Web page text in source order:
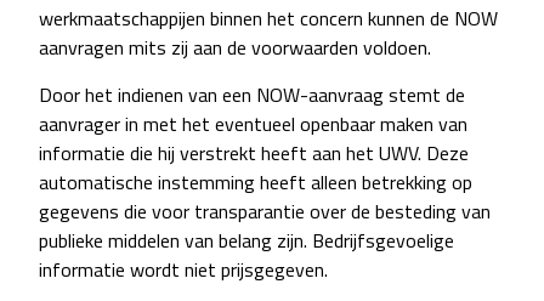
werkmaatschappijen binnen het concern kunnen de NOW
aanvragen mits zij aan de voorwaarden voldoen.
Door het indienen van een NOW-aanvraag stemt de
aanvrager in met het eventueel openbaar maken van
informatie die hij verstrekt heeft aan het UWV. Deze
automatische instemming heeft alleen betrekking op
gegevens die voor transparantie over de besteding van
publieke middelen van belang zijn. Bedrijfsgevoelige
informatie wordt niet prijsgegeven.